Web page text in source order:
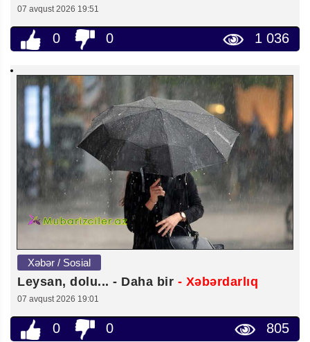
07 avqust 2026 19:51
0 0 1 036
Xəbər / Sosial
Leysan, dolu... - Daha bir - Xəbərdarlıq
07 avqust 2026 19:01
0 0 805